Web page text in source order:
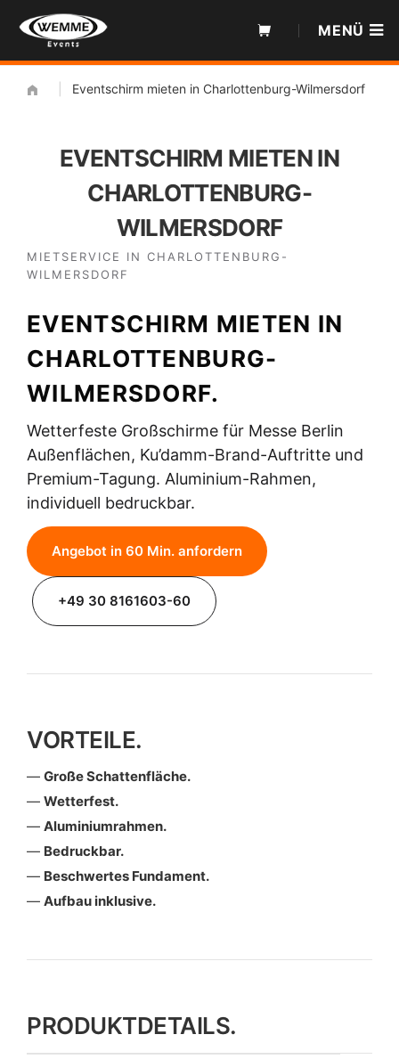
Inhalt
MENÜ
Eventschirm mieten in Charlottenburg-Wilmersdorf
EVENTSCHIRM MIETEN IN
CHARLOTTENBURG-
WILMERSDORF
MIETSERVICE IN CHARLOTTENBURG-
WILMERSDORF
EVENTSCHIRM MIETEN IN
CHARLOTTENBURG-
WILMERSDORF.
Wetterfeste Großschirme für Messe Berlin
Außenflächen, Ku’damm-Brand-Auftritte und
Premium-Tagung. Aluminium-Rahmen,
individuell bedruckbar.
Angebot in 60 Min. anfordern
+49 30 8161603-60
VORTEILE.
Große Schattenfläche.
Wetterfest.
Aluminiumrahmen.
Bedruckbar.
Beschwertes Fundament.
Aufbau inklusive.
PRODUKTDETAILS.